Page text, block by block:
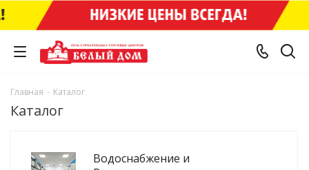
Главная - Каталог
Каталог
Водоснабжение и